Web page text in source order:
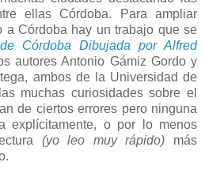
ellas Córdoba. Para ampliar
a Córdoba hay un trabajo que se
Córdoba Dibujada por Alfred
autores Antonio Gámiz Gordo y
ambos de la Universidad de
muchas curiosidades sobre el
de ciertos errores pero ninguna
explícitamente, o por lo menos
(yo leo muy rápido) más